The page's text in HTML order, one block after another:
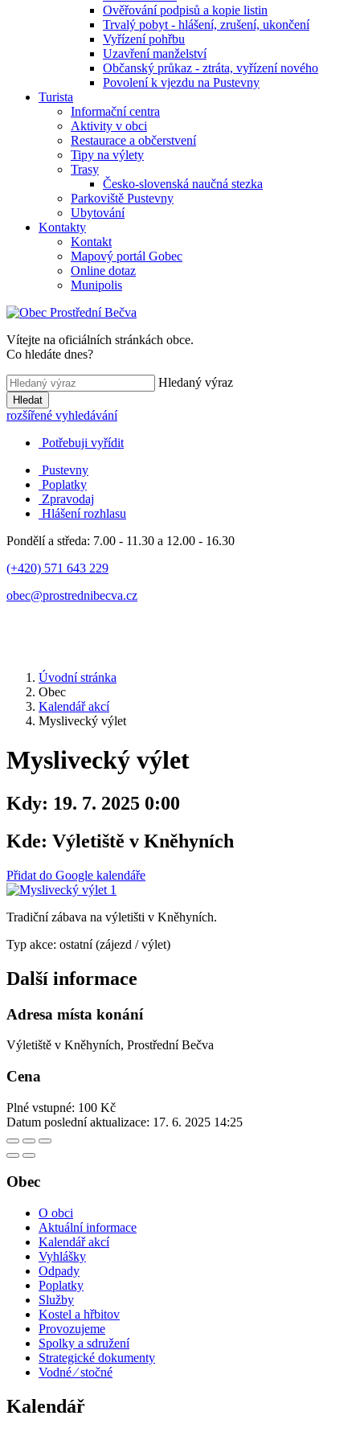
Ověřování podpisů a kopie listin
Trvalý pobyt - hlášení, zrušení, ukončení
Vyřízení pohřbu
Uzavření manželství
Občanský průkaz - ztráta, vyřízení nového
Povolení k vjezdu na Pustevny
Turista
Informační centra
Aktivity v obci
Restaurace a občerstvení
Tipy na výlety
Trasy
Česko-slovenská naučná stezka
Parkoviště Pustevny
Ubytování
Kontakty
Kontakt
Mapový portál Gobec
Online dotaz
Munipolis
Vítejte na oficiálních stránkách obce.
Co hledáte dnes?
Hledaný výraz
Hledat
rozšířené vyhledávání
Potřebuji vyřídit
Pustevny
Poplatky
Zpravodaj
Hlášení rozhlasu
Pondělí a středa: 7.00 - 11.30 a 12.00 - 16.30
(+420) 571 643 229
obec@prostrednibecva.cz
Úvodní stránka
Obec
Kalendář akcí
Myslivecký výlet
Myslivecký výlet
Kdy: 19. 7. 2025 0:00
Kde: Výletiště v Kněhyních
Přidat do Google kalendáře
Tradiční zábava na výletišti v Kněhyních.
Typ akce: ostatní (zájezd / výlet)
Další informace
Adresa místa konání
Výletiště v Kněhyních, Prostřední Bečva
Cena
Plné vstupné: 100 Kč
Datum poslední aktualizace: 17. 6. 2025 14:25
Obec
O obci
Aktuální informace
Kalendář akcí
Vyhlášky
Odpady
Poplatky
Služby
Kostel a hřbitov
Provozujeme
Spolky a sdružení
Strategické dokumenty
Vodné ⁄ stočné
Kalendář